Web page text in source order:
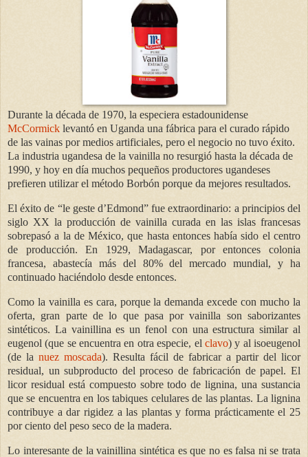
Durante la década de 1970, la especiera estadounidense
McCormick levantó en Uganda una fábrica para el curado rápido
de las vainas por medios artificiales, pero el negocio no tuvo éxito.
La industria ugandesa de la vainilla no resurgió hasta la década de
1990, y hoy en día muchos pequeños productores ugandeses
prefieren utilizar el método Borbón porque da mejores resultados.
El éxito de “le geste d’Edmond” fue extraordinario: a principios del
siglo XX la producción de vainilla curada en las islas francesas
sobrepasó a la de México, que hasta entonces había sido el centro
de producción. En 1929, Madagascar, por entonces colonia
francesa, abastecía más del 80% del mercado mundial, y ha
continuado haciéndolo desde entonces.
Como la vainilla es cara, porque la demanda excede con mucho la
oferta, gran parte de lo que pasa por vainilla son saborizantes
sintéticos. La vainillina es un fenol con una estructura similar al
eugenol (que se encuentra en otra especie, el clavo) y al isoeugenol
(de la nuez moscada). Resulta fácil de fabricar a partir del licor
residual, un subproducto del proceso de fabricación de papel. El
licor residual está compuesto sobre todo de lignina, una sustancia
que se encuentra en los tabiques celulares de las plantas. La lignina
contribuye a dar rigidez a las plantas y forma prácticamente el 25
por ciento del peso seco de la madera.
Lo interesante de la vainillina sintética es que no es falsa ni se trata